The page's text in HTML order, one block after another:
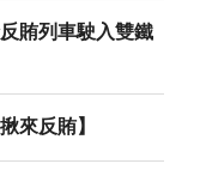
賄列車駛入雙鐵
來反賄】